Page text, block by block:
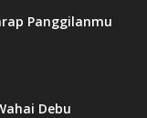
Panggilanmu
Debu